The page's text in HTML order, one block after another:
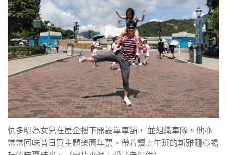
仇多明為女兒在屋企樓下開設單車舖， 並組織車隊。他亦
常常回味昔日買主題樂園年票、帶着讀上午班的斯雅隨心暢